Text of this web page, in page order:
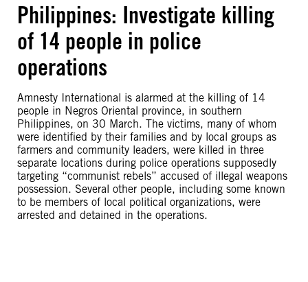
Philippines: Investigate killing
of 14 people in police
operations
Amnesty International is alarmed at the killing of 14
people in Negros Oriental province, in southern
Philippines, on 30 March. The victims, many of whom
were identified by their families and by local groups as
farmers and community leaders, were killed in three
separate locations during police operations supposedly
targeting “communist rebels” accused of illegal weapons
possession. Several other people, including some known
to be members of local political organizations, were
arrested and detained in the operations.